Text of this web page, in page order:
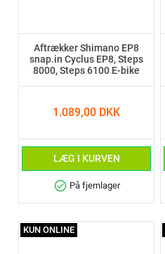
Aftrækker Shimano EP8
snap.in Cyclus EP8, Steps
8000, Steps 6100 E-bike
1.089,00 DKK
LÆG I KURVEN
check_circle På fjernlager
KUN ONLINE